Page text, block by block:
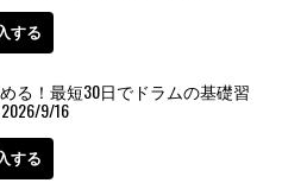
する
る！最短30日でドラムの基礎習
9/16
する